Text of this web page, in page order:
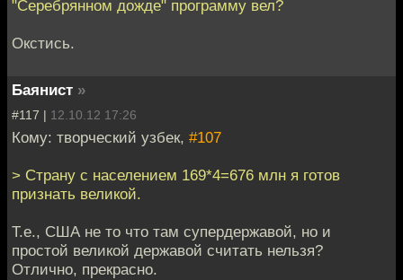
"Серебрянном дожде" программу вел?
Окстись.
Баянист »
#117 | 12.10.12 17:26
Кому: творческий узбек, #107
> Страну с населением 169*4=676 млн я готов
признать великой.
Т.е., США не то что там супердержавой, но и
простой великой державой считать нельзя?
Отлично, прекрасно.